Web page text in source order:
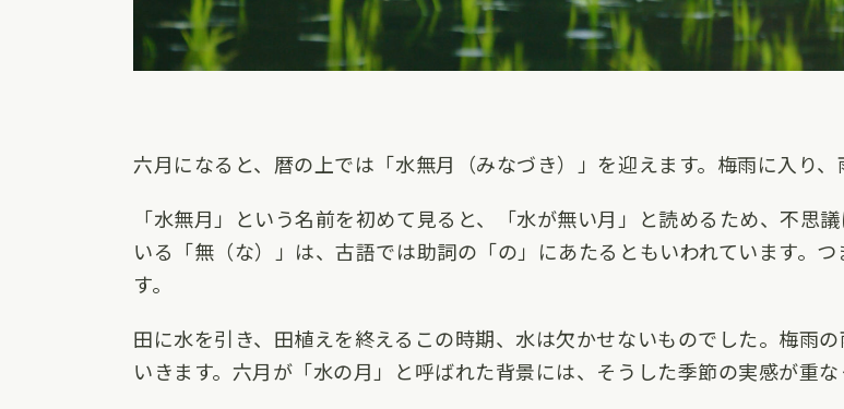
六月になると、暦の上では「水無月（みなづき）」を迎えます。梅雨に入り、
「水無月」という名前を初めて見ると、「水が無い月」と読めるため、不思
いる「無（な）」は、古語では助詞の「の」にあたるともいわれています。
す。
田に水を引き、田植えを終えるこの時期、水は欠かせないものでした。梅雨
いきます。六月が「水の月」と呼ばれた背景には、そうした季節の実感が重な